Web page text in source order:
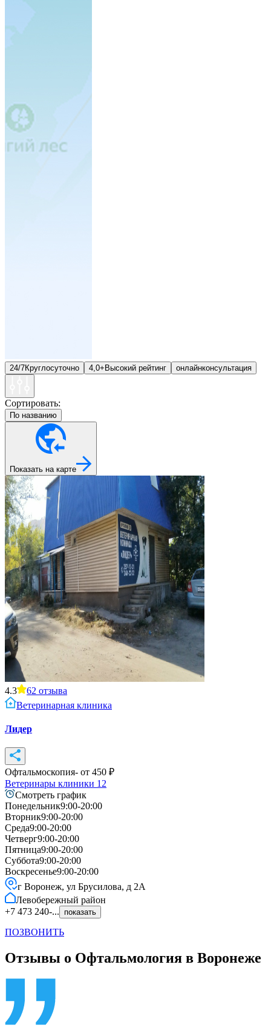
24/7Круглосуточно 4,0+ Высокий рейтинг онлайнконсультация
Сортировать:
По названию
Показать на карте
4.3 62 отзыва
Ветеринарная клиника
Лидер
Офтальмоскопия- от 450 ₽
Ветеринары клиники 12
Смотреть график
Понедельник9:00-20:00
Вторник9:00-20:00
Среда9:00-20:00
Четверг9:00-20:00
Пятница9:00-20:00
Суббота9:00-20:00
Воскресенье9:00-20:00
г Воронеж, ул Брусилова, д 2А
Левобережный район
+7 473 240-...
показать
ПОЗВОНИТЬ
Отзывы о Офтальмология в Воронеже